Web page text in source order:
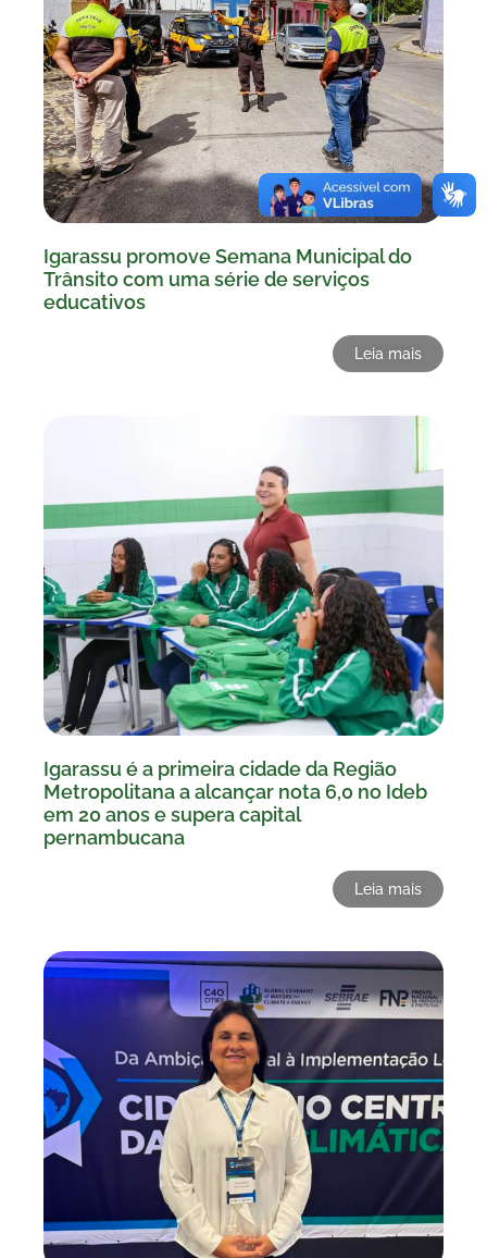
Igarassu promove Semana Municipal do
Trânsito com uma série de serviços
educativos
Leia mais
Igarassu é a primeira cidade da Região
Metropolitana a alcançar nota 6,0 no Ideb
em 20 anos e supera capital
pernambucana
Leia mais